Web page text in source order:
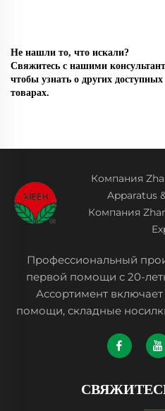
Не нашли то, что искали?
Свяжитесь с нашими
чтобы узнать о других доступных
товарах.
Компания
Apparatus
Компания
Профессиональный
первой помощи с 20-
Ассортимент
помощи, складные